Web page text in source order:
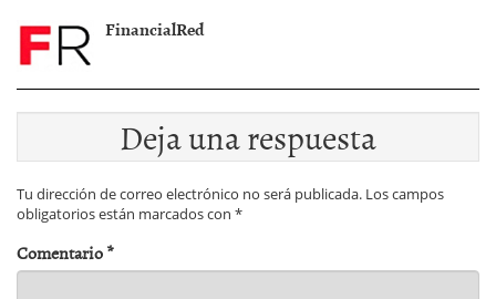
FinancialRed
Deja una respuesta
Tu dirección de correo electrónico no será publicada. Los campos
obligatorios están marcados con *
Comentario*